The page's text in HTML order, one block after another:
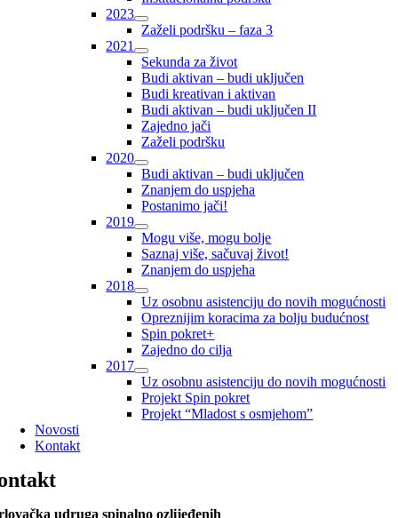
2023
Zaželi podršku – faza 3
2021
Sekunda za život
Budi aktivan – budi uključen
Budi kreativan i aktivan
Budi aktivan – budi uključen II
Zajedno jači
Zaželi podršku
2020
Budi aktivan – budi uključen
Znanjem do uspjeha
Postanimo jači!
2019
Mogu više, mogu bolje
Saznaj više, sačuvaj život!
Znanjem do uspjeha
2018
Uz osobnu asistenciju do novih mogućnosti
Opreznijim koracima za bolju budućnost
Spin pokret+
Zajedno do cilja
2017
Uz osobnu asistenciju do novih mogućnosti
Projekt Spin pokret
Projekt “Mladost s osmjehom”
Novosti
Kontakt
udruga spinalno ozlijeđenih